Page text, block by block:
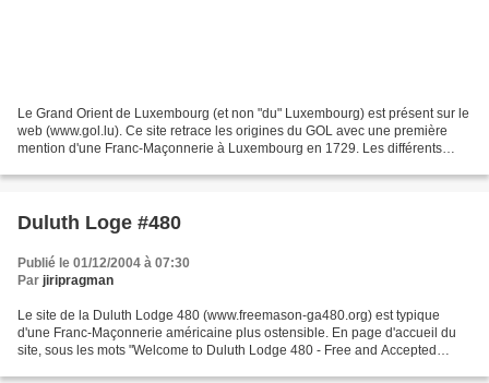
Le Grand Orient de Luxembourg (et non "du" Luxembourg) est présent sur le
web (www.gol.lu). Ce site retrace les origines du GOL avec une première
mention d'une Franc-Maçonnerie à Luxembourg en 1729. Les différents
Duluth Loge #480
Publié le 01/12/2004 à 07:30
Par jiripragman
Le site de la Duluth Lodge 480 (www.freemason-ga480.org) est typique
d'une Franc-Maçonnerie américaine plus ostensible. En page d'accueil du
site, sous les mots "Welcome to Duluth Lodge 480 - Free and Accepted